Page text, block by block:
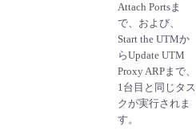
Attach Portsま
で、および、
Start the UTMか
らUpdate UTM
Proxy ARPまで、
1台目と同じタス
クが実行されま
す。